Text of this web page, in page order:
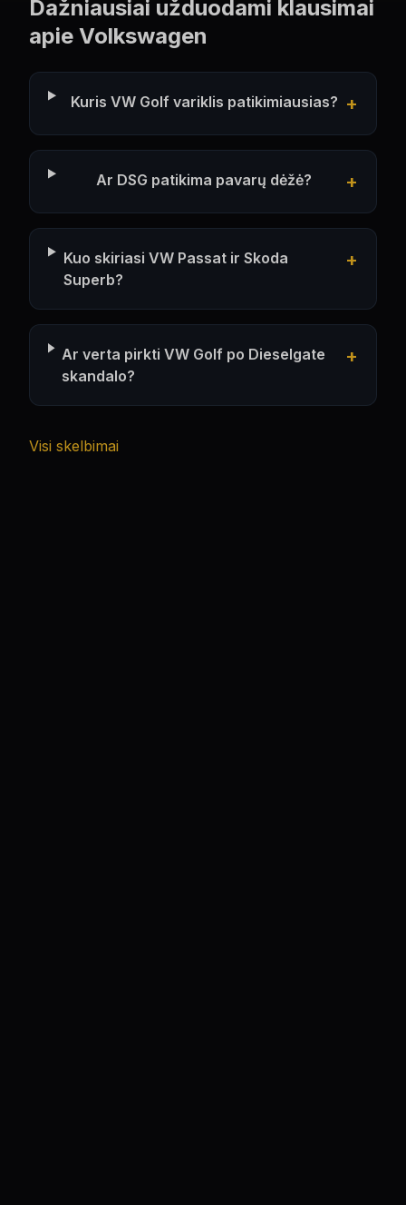
Dažniausiai užduodami klausimai
apie Volkswagen
Kuris VW Golf variklis patikimiausias? +
Ar DSG patikima pavarų dėžė? +
Kuo skiriasi VW Passat ir Skoda
Superb?
+
Ar verta pirkti VW Golf po Dieselgate
skandalo?
+
Visi skelbimai